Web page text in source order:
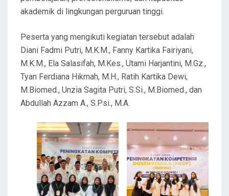
akademik di lingkungan perguruan tinggi.
Peserta yang mengikuti kegiatan tersebut adalah
Diani Fadmi Putri, M.K.M., Fanny Kartika Fairiyani,
M.K.M., Ela Salasifah, M.Kes., Utami Harjantini, M.Gz.,
Tyan Ferdiana Hikmah, M.H., Ratih Kartika Dewi,
M.Biomed., Unzia Sagita Putri, S.Si., M.Biomed., dan
Abdullah Azzam A., S.Psi., M.A.